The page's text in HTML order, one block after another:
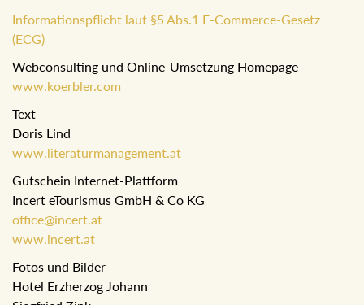
Informationspflicht laut §5 Abs.1 E-Commerce-Gesetz
(ECG)
Webconsulting und Online-Umsetzung Homepage
www.koerbler.com
Text
Doris Lind
www.literaturmanagement.at
Gutschein Internet-Plattform
Incert eTourismus GmbH & Co KG
office@incert.at
www.incert.at
Fotos und Bilder
Hotel Erzherzog Johann